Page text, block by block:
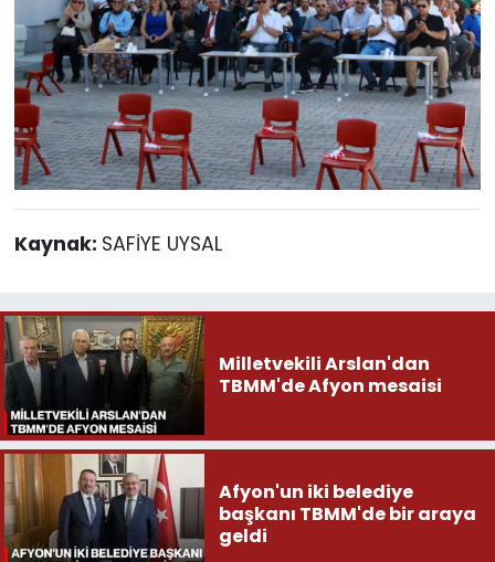
Kaynak: SAFİYE UYSAL
Milletvekili Arslan'dan
TBMM'de Afyon mesaisi
Afyon'un iki belediye
başkanı TBMM'de bir araya
geldi